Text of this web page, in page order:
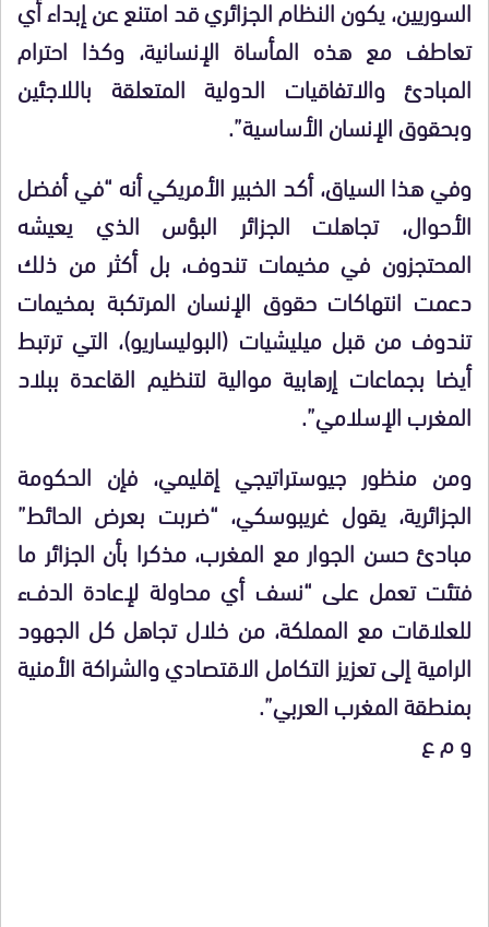
السوريين، يكون النظام الجزائري قد امتنع عن إبداء أي
تعاطف مع هذه المأساة الإنسانية، وكذا احترام
المبادئ والاتفاقيات الدولية المتعلقة باللاجئين
وبحقوق الإنسان الأساسية”.
وفي هذا السياق، أكد الخبير الأمريكي أنه “في أفضل
الأحوال، تجاهلت الجزائر البؤس الذي يعيشه
المحتجزون في مخيمات تندوف، بل أكثر من ذلك
دعمت انتهاكات حقوق الإنسان المرتكبة بمخيمات
تندوف من قبل ميليشيات (البوليساريو)، التي ترتبط
أيضا بجماعات إرهابية موالية لتنظيم القاعدة ببلاد
المغرب الإسلامي”.
ومن منظور جيوستراتيجي إقليمي، فإن الحكومة
الجزائرية، يقول غريبوسكي، “ضربت بعرض الحائط”
مبادئ حسن الجوار مع المغرب، مذكرا بأن الجزائر ما
فتئت تعمل على “نسف أي محاولة لإعادة الدفء
للعلاقات مع المملكة، من خلال تجاهل كل الجهود
الرامية إلى تعزيز التكامل الاقتصادي والشراكة الأمنية
بمنطقة المغرب العربي”.
و م ع